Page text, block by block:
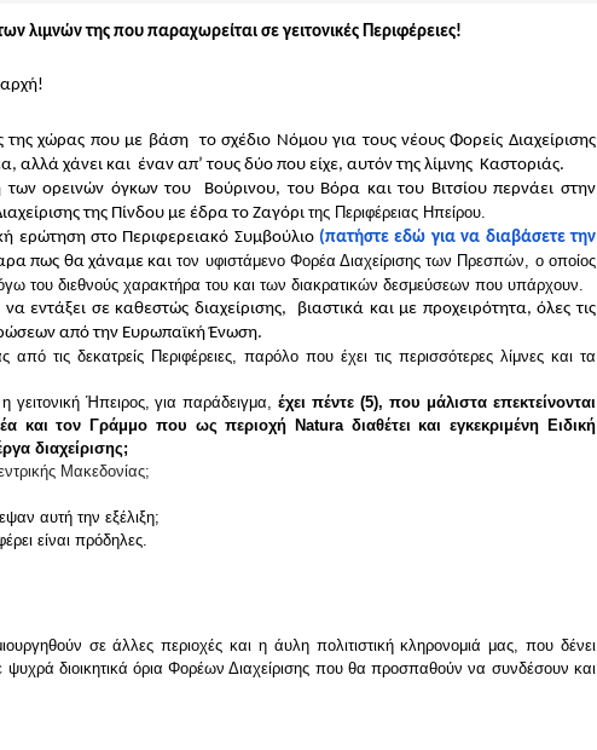
λιμνών της που παραχωρείται σε γειτονικές Περιφέρειες!
χώρας που με βάση  το σχέδιο Νόμου για τους νέους Φορείς Διαχείρισης
χάνει και  έναν απ’ τους δύο που είχε, αυτόν της λίμνης  Καστοριάς.
των ορεινών όγκων του  Βούρινου, του Βόρα και του Βιτσίου περνάει στην
της Πίνδου με έδρα το Ζαγόρι της Περιφέρειας Ηπείρου.
ερώτηση στο Περιφερειακό Συμβούλιο (πατήστε εδώ για να διαβάσετε την
πως θα χάναμε και τον υφιστάμενο Φορέα Διαχείρισης των Πρεσπών, ο οποίος
του διεθνούς χαρακτήρα του και των διακρατικών δεσμεύσεων που υπάρχουν.
σε καθεστώς διαχείρισης,  βιαστικά και με προχειρότητα, όλες τις
από την Ευρωπαϊκή Ένωση.
τις δεκατρείς Περιφέρειες, παρόλο που έχει τις περισσότερες λίμνες και τα
Ήπειρος, για παράδειγμα,
έχει πέντε (5), που μάλιστα επεκτείνονται
τον Γράμμο που ως περιοχή Natura διαθέτει και εγκεκριμένη Ειδική
διαχείρισης;
Μακεδονίας;
αυτή την εξέλιξη;
είναι πρόδηλες.
σε άλλες περιοχές και η άυλη πολιτιστική κληρονομιά μας, που δένει
διοικητικά όρια Φορέων Διαχείρισης που θα προσπαθούν να συνδέσουν και